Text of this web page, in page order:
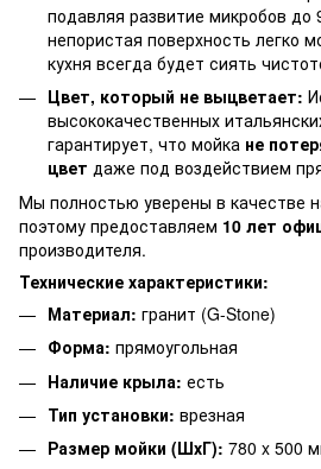
подавляя развитие микробов до
непористая поверхность легко
кухня всегда будет сиять
Цвет, который не выцветает:
высококачественных
гарантирует, что мойка не
цвет даже под воздействием
Мы полностью уверены в качестве
поэтому предоставляем 10 лет
производителя.
Технические характеристики:
Материал: гранит (G-Stone)
Форма: прямоугольная
Наличие крыла: есть
Тип установки: врезная
Размер мойки (ШхГ): 780 x 500